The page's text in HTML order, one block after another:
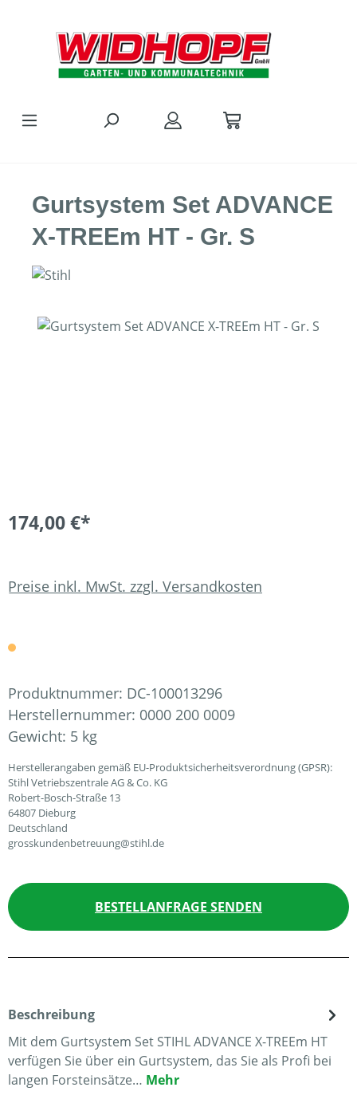
Gurtsystem Set ADVANCE
X-TREEm HT - Gr. S
Bildergalerie überspringen
174,00 €*
Preise inkl. MwSt. zzgl. Versandkosten
Produktnummer: DC-100013296
Herstellernummer: 0000 200 0009
Gewicht: 5 kg
Herstellerangaben gemäß EU-Produktsicherheitsverordnung (GPSR):
Stihl Vetriebszentrale AG & Co. KG
Robert-Bosch-Straße 13
64807 Dieburg
Deutschland
grosskundenbetreuung@stihl.de
BESTELLANFRAGE SENDEN
Beschreibung
Mit dem Gurtsystem Set STIHL ADVANCE X-TREEm HT
verfügen Sie über ein Gurtsystem, das Sie als Profi bei
langen Forsteinsätze… Mehr